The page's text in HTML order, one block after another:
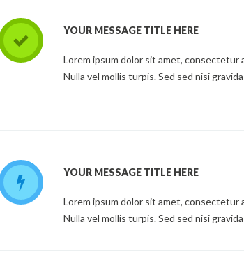
YOUR MESSAGE TITLE HERE
Lorem ipsum dolor sit amet, consectetur
Nulla vel mollis turpis. Sed sed nisi
YOUR MESSAGE TITLE HERE
Lorem ipsum dolor sit amet, consectetur
Nulla vel mollis turpis. Sed sed nisi